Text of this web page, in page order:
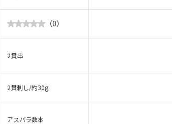
（0）
2貫串
2貫刺し/約30g
アスパラ数本